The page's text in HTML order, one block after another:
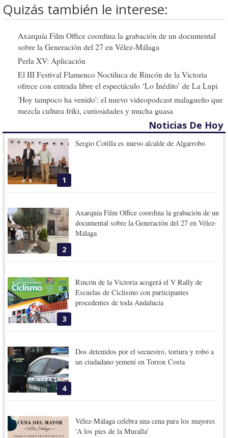
Quizás también le interese:
Axarquía Film Office coordina la grabación de un documental
sobre la Generación del 27 en Vélez-Málaga
Perla XV: Aplicación
El III Festival Flamenco Noctiluca de Rincón de la Victoria
ofrece con entrada libre el espectáculo ‘Lo Inédito’ de La Lupi
'Hoy tampoco ha venido': el nuevo videopodcast malagueño que
mezcla cultura friki, curiosidades y mucha guasa
Noticias De Hoy
1
Sergio Cotilla es nuevo alcalde de Algarrobo
2
Axarquía Film Office coordina la grabación de un
documental sobre la Generación del 27 en Vélez-
Málaga
3
Rincón de la Victoria acogerá el V Rally de
Escuelas de Ciclismo con participantes
procedentes de toda Andalucía
4
Dos detenidos por el secuestro, tortura y robo a
un ciudadano yemení en Torrox Costa
Vélez-Málaga celebra una cena para los mayores
'A los pies de la Muralla'